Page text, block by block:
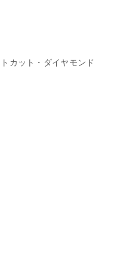
カット・ダイヤモンド